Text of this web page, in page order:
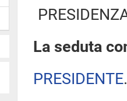
La seduta
PRESIDENTE